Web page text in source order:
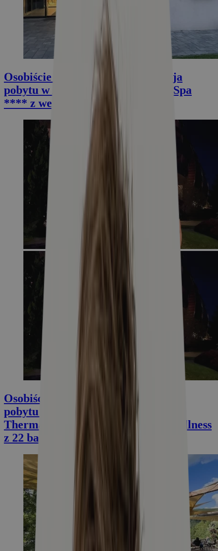
Osobiście zweryfikowane: Recenzja
pobytu w Allure Healthy Hotel & Spa
**** z wellness w Egerze
Osobiście zweryfikowane: Recenzja
pobytu w luksusowym Spirit Hotel
Thermal Spa ***** z termalnym wellness
z 22 basenami